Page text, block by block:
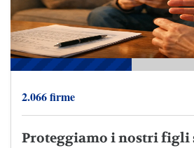
2.066 firme
Proteggiamo i nostri figli